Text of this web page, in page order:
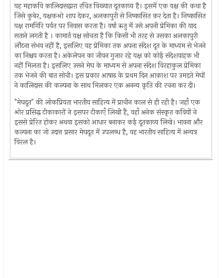
यह महाकवि कालिदासद्वारा रचित विख्यात दूतकाव्य है। इसमें एक यक्ष की कथा है
जिसे कुबेर, यक्षकओ शाप देकर, अलकापुरी से निष्कासित कर देता है। निष्कासित
यक्ष रामगिरि पर्वत पर निवास करता है। वर्षा ऋतु में उसे अपनी प्रेमिका की याद
सताने लगती है । कामार्त यक्ष सोचता है कि किसी भी तरह से उसका अलकापुरी
लौटना संभव नहीं है, इसलिए वह प्रेमिका तक अपना संदेश दूत के माध्यम से भेजने
का निश्चय करता है। अकेलेपन का जीवन गुजार रहे यक्ष को कोई संदेशवाहक भी
नहीं मिलता है। इसलिए उसने मेघ के माध्यम से अपना संदेश विरहाकुल प्रेमिका
तक भेजने की बात सोची। इस प्रकार आषाढ़ के प्रथम दिन आकाश पर उमड़ते मेघों
ने कालिदास की कल्पना के साथ मिलकर एक अनन्य कृति की रचना कर दी।
"मेघदूत" की लोकप्रियता भारतीय साहित्य में प्राचीन काल से ही रही है। जहाँ एक
ओर प्रसिद्ध टीकाकारों ने इसपर टीकाएँ लिखी हैं, वहाँ अनेक संस्कृत कवियों ने
इससे प्रेरित होकर अथवा इसको आधार बनाकर कई दूतकाव्य लिखे। भावना और
कल्पना का जो उदात्त प्रसार मेघदूत में उपलब्ध है, वह भारतीय साहित्य में अन्यत्र
विरल है।